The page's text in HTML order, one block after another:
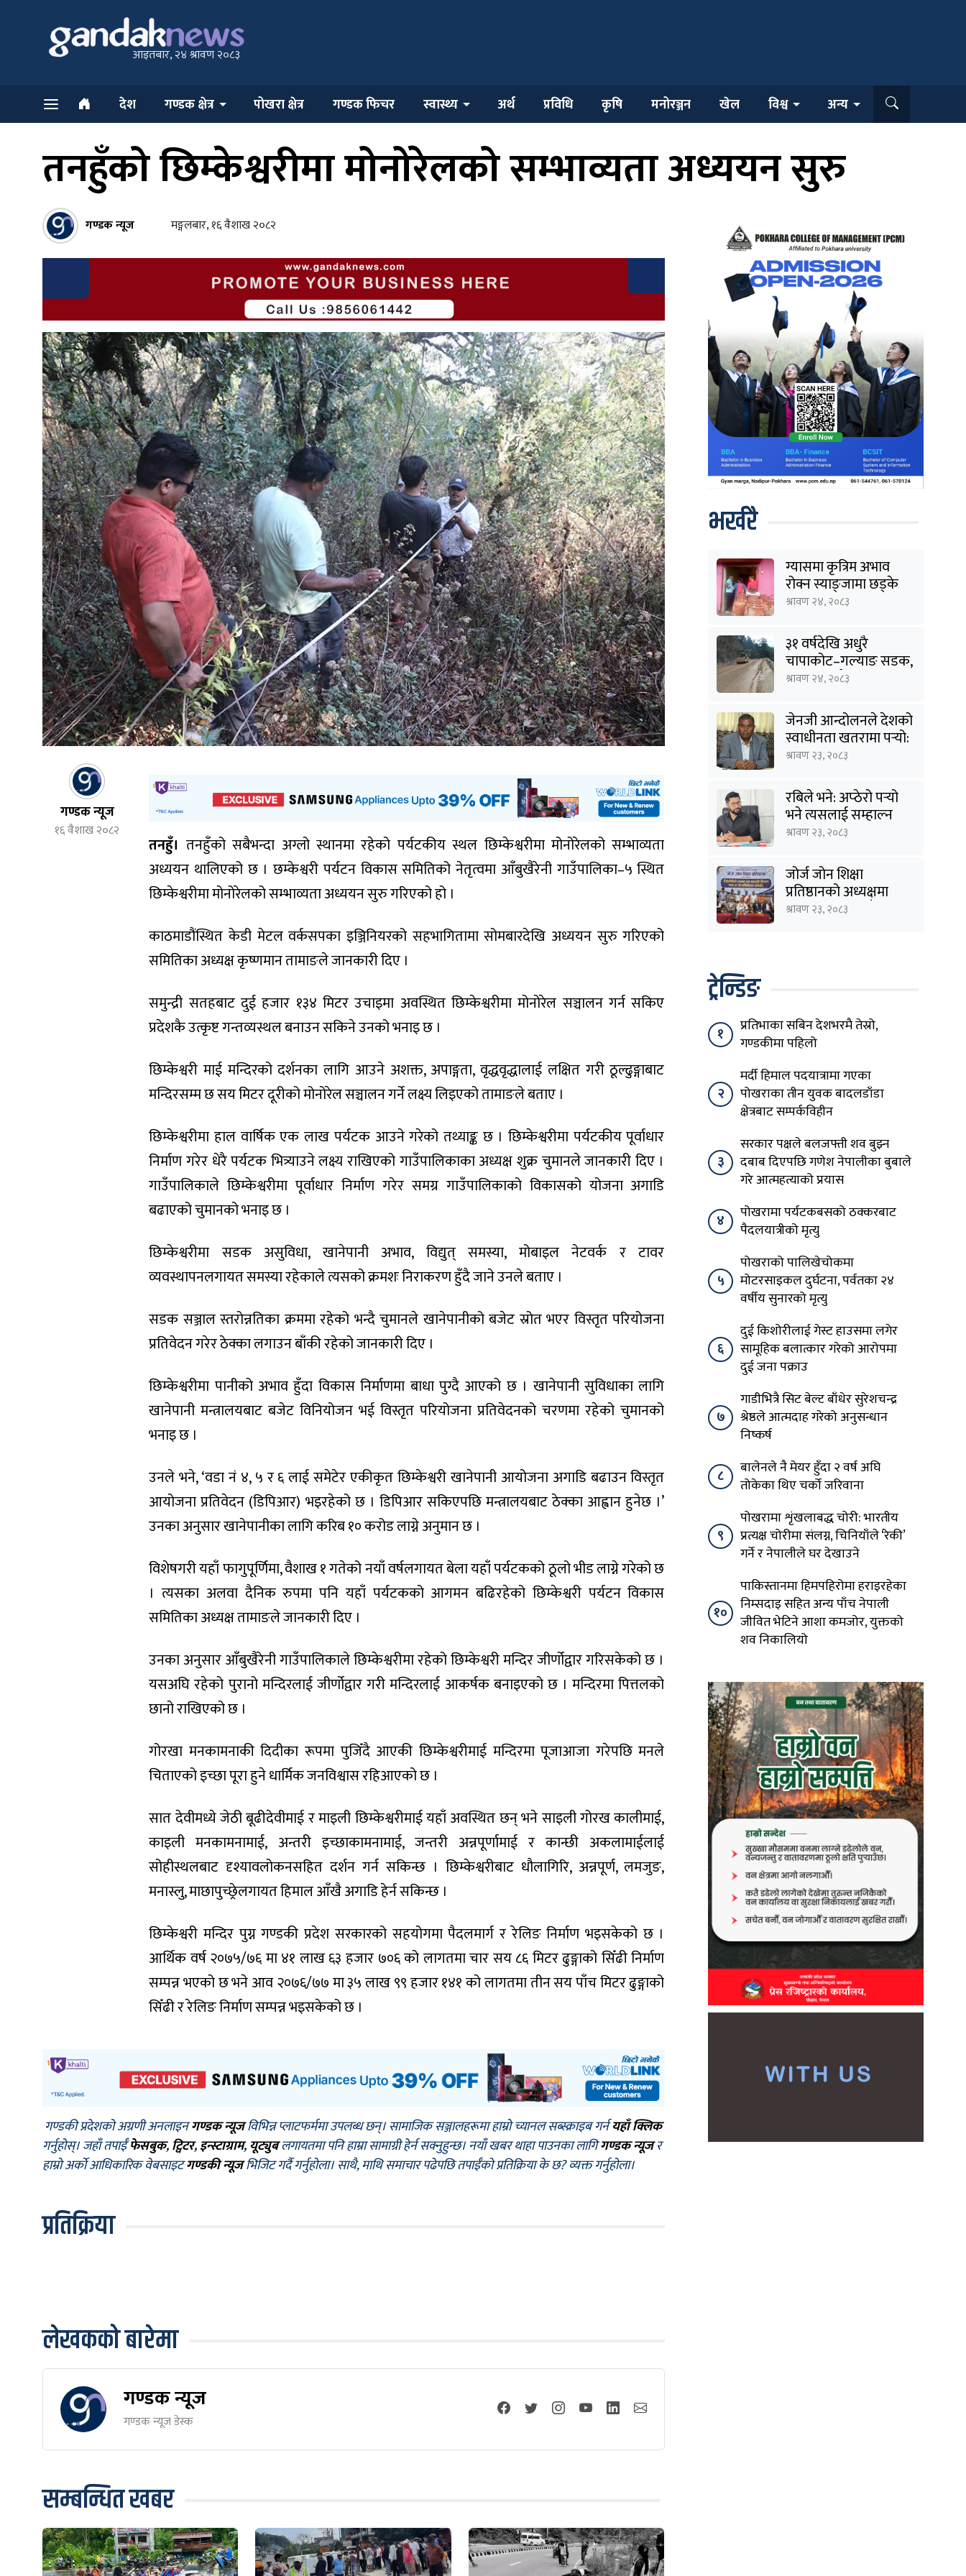
आइतबार, २४ श्रावण २०८३
देश गण्डक क्षेत्र पोखरा क्षेत्र गण्डक फिचर स्वास्थ्य अर्थ प्रविधि कृषि मनोरञ्जन खेल विश्व अन्य
तनहुँको छिम्केश्वरीमा मोनोरेलको सम्भाव्यता अध्ययन सुरु
गण्डक न्यूज मङ्गलबार, १६ वैशाख २०८२
गण्डक न्यूज
१६ वैशाख २०८२
तनहुँ। तनहुँको सबैभन्दा अग्लो स्थानमा रहेको पर्यटकीय स्थल छिम्केश्वरीमा मोनोरेलको सम्भाव्यता
अध्ययन थालिएको छ । छम्केश्वरी पर्यटन विकास समितिको नेतृत्वमा आँबुखैरेनी गाउँपालिका–५ स्थित
छिम्केश्वरीमा मोनोरेलको सम्भाव्यता अध्ययन सुरु गरिएको हो ।
काठमाडौंस्थित केडी मेटल वर्कसपका इञ्जिनियरको सहभागितामा सोमबारदेखि अध्ययन सुरु गरिएको
समितिका अध्यक्ष कृष्णमान तामाङले जानकारी दिए ।
समुन्द्री सतहबाट दुई हजार १३४ मिटर उचाइमा अवस्थित छिम्केश्वरीमा मोनोरेल सञ्चालन गर्न सकिए
प्रदेशकै उत्कृष्ट गन्तव्यस्थल बनाउन सकिने उनको भनाइ छ ।
छिम्केश्वरी माई मन्दिरको दर्शनका लागि आउने अशक्त, अपाङ्गता, वृद्धवृद्धालाई लक्षित गरी ठूल्ढुङ्गाबाट
मन्दिरसम्म छ सय मिटर दूरीको मोनोरेल सञ्चालन गर्ने लक्ष्य लिइएको तामाङले बताए ।
छिम्केश्वरीमा हाल वार्षिक एक लाख पर्यटक आउने गरेको तथ्याङ्क छ । छिम्केश्वरीमा पर्यटकीय पूर्वाधार
निर्माण गरेर धेरै पर्यटक भित्र्याउने लक्ष्य राखिएको गाउँपालिकाका अध्यक्ष शुक्र चुमानले जानकारी दिए ।
गाउँपालिकाले छिम्केश्वरीमा पूर्वाधार निर्माण गरेर समग्र गाउँपालिकाको विकासको योजना अगाडि
बढाएको चुमानको भनाइ छ ।
छिम्केश्वरीमा सडक असुविधा, खानेपानी अभाव, विद्युत् समस्या, मोबाइल नेटवर्क र टावर
व्यवस्थापनलगायत समस्या रहेकाले त्यसको क्रमशः निराकरण हुँदै जाने उनले बताए ।
सडक सञ्जाल स्तरोन्नतिका क्रममा रहेको भन्दै चुमानले खानेपानीको बजेट स्रोत भएर विस्तृत परियोजना
प्रतिवेदन गरेर ठेक्का लगाउन बाँकी रहेको जानकारी दिए ।
छिम्केश्वरीमा पानीको अभाव हुँदा विकास निर्माणमा बाधा पुग्दै आएको छ । खानेपानी सुविधाका लागि
खानेपानी मन्त्रालयबाट बजेट विनियोजन भई विस्तृत परियोजना प्रतिवेदनको चरणमा रहेको चुमानको
भनाइ छ ।
उनले भने, ‘वडा नं ४, ५ र ६ लाई समेटेर एकीकृत छिम्केश्वरी खानेपानी आयोजना अगाडि बढाउन विस्तृत
आयोजना प्रतिवेदन (डिपिआर) भइरहेको छ । डिपिआर सकिएपछि मन्त्रालयबाट ठेक्का आह्वान हुनेछ ।’
उनका अनुसार खानेपानीका लागि करिब १० करोड लाग्ने अनुमान छ ।
विशेषगरी यहाँ फागुपूर्णिमा, वैशाख १ गतेको नयाँ वर्षलगायत बेला यहाँ पर्यटकको ठूलो भीड लाग्ने गरेको छ
। त्यसका अलवा दैनिक रुपमा पनि यहाँ पर्यटकको आगमन बढिरहेको छिम्केश्वरी पर्यटन विकास
समितिका अध्यक्ष तामाङले जानकारी दिए ।
उनका अनुसार आँबुखैरेनी गाउँपालिकाले छिम्केश्वरीमा रहेको छिम्केश्वरी मन्दिर जीर्णोद्वार गरिसकेको छ ।
यसअघि रहेको पुरानो मन्दिरलाई जीर्णोद्वार गरी मन्दिरलाई आकर्षक बनाइएको छ । मन्दिरमा पित्तलको
छानो राखिएको छ ।
गोरखा मनकामनाकी दिदीका रूपमा पुजिँदै आएकी छिम्केश्वरीमाई मन्दिरमा पूजाआजा गरेपछि मनले
चिताएको इच्छा पूरा हुने धार्मिक जनविश्वास रहिआएको छ ।
सात देवीमध्ये जेठी बूढीदेवीमाई र माइली छिम्केश्वरीमाई यहाँ अवस्थित छन् भने साइली गोरख कालीमाई,
काइली मनकामनामाई, अन्तरी इच्छाकामनामाई, जन्तरी अन्नपूर्णामाई र कान्छी अकलामाईलाई
सोहीस्थलबाट दृश्यावलोकनसहित दर्शन गर्न सकिन्छ । छिम्केश्वरीबाट धौलागिरि, अन्नपूर्ण, लमजुङ,
मनास्लु, माछापुच्छ्रेलगायत हिमाल आँखै अगाडि हेर्न सकिन्छ ।
छिम्केश्वरी मन्दिर पुग्न गण्डकी प्रदेश सरकारको सहयोगमा पैदलमार्ग र रेलिङ निर्माण भइसकेको छ ।
आर्थिक वर्ष २०७५/७६ मा ४१ लाख ६३ हजार ७०६ को लागतमा चार सय ८६ मिटर ढुङ्गाको सिँढी निर्माण
सम्पन्न भएको छ भने आव २०७६/७७ मा ३५ लाख ९९ हजार १४१ को लागतमा तीन सय पाँच मिटर ढुङ्गाको
सिँढी र रेलिङ निर्माण सम्पन्न भइसकेको छ ।
गण्डकी प्रदेशको अग्रणी अनलाइनगण्डक न्यूजविभिन्न प्लाटफर्ममा उपलब्ध छन्। सामाजिक सञ्जालहरूमा हाम्रो च्यानल सब्स्क्राइब गर्नयहाँ क्लिक
गर्नुहोस्। जहाँ तपाईँफेसबुक,ट्विटर,इन्स्टाग्राम, यूट्युबलगायतमा पनि हाम्रा सामाग्री हेर्न सक्नुहुन्छ। नयाँ खबर थाहा पाउनका लागिगण्डक न्यूजर
हाम्रो अर्को आधिकारिक वेबसाइटगण्डकी न्यूजभिजिट गर्दै गर्नुहोला। साथै, माथि समाचार पढेपछि तपाईँको प्रतिक्रिया के छ? व्यक्त गर्नुहोला।
प्रतिक्रिया
लेखकको बारेमा
गण्डक न्यूज
गण्डक न्यूज डेस्क
सम्बन्धित खबर
भर्खरै
ग्यासमा कृत्रिम अभाव
रोक्न स्याङ्जामा छड्के
अनुगमन
श्रावण २४, २०८३
३१ वर्षदेखि अधुरै
चापाकोट–गल्याङ सडक,
आधा काममै अल्झियो
श्रावण २४, २०८३
जेनजी आन्दोलनले देशको
स्वाधीनता खतरामा पर्‍यो:
उपेन्द्र यादव
श्रावण २३, २०८३
रबिले भने: अप्ठेरो पर्‍यो
भने त्यसलाई सम्हाल्न
सक्ने गार्जियनसिप हाम्रो
श्रावण २३, २०८३
जोर्ज जोन शिक्षा
प्रतिष्ठानको अध्यक्षमा
विनोद कायस्थ, पाँच
श्रावण २३, २०८३
ट्रेन्डिङ
१
प्रतिभाका सबिन देशभरमै तेस्रो,
गण्डकीमा पहिलो
२
मर्दी हिमाल पदयात्रामा गएका
पोखराका तीन युवक बादलडाँडा
क्षेत्रबाट सम्पर्कविहीन
३
सरकार पक्षले बलजफ्ती शव बुझ्न
दबाब दिएपछि गणेश नेपालीका बुबाले
गरे आत्महत्याको प्रयास
४
पोखरामा पर्यटकबसको ठक्करबाट
पैदलयात्रीको मृत्यु
५
पोखराको पालिखेचोकमा
मोटरसाइकल दुर्घटना, पर्वतका २४
वर्षीय सुनारको मृत्यु
६
दुई किशोरीलाई गेस्ट हाउसमा लगेर
सामूहिक बलात्कार गरेको आरोपमा
दुई जना पक्राउ
७
गाडीभित्रै सिट बेल्ट बाँधेर सुरेशचन्द्र
श्रेष्ठले आत्मदाह गरेको अनुसन्धान
निष्कर्ष
८
बालेनले नै मेयर हुँदा २ वर्ष अघि
तोकेका थिए चर्को जरिवाना
९
पोखरामा शृंखलाबद्ध चोरी: भारतीय
प्रत्यक्ष चोरीमा संलग्न, चिनियाँले ‘रेकी’
गर्ने र नेपालीले घर देखाउने
१०
पाकिस्तानमा हिमपहिरोमा हराइरहेका
निम्सदाइ सहित अन्य पाँच नेपाली
जीवित भेटिने आशा कमजोर, युक्तको
शव निकालियो